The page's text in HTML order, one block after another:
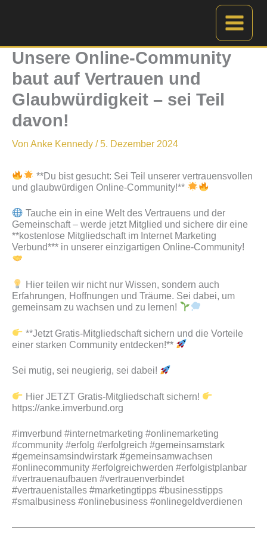
Unsere Online-Community
baut auf Vertrauen und
Glaubwürdigkeit – sei Teil
davon!
Von Anke Kennedy /5. Dezember 2024
**Du bist gesucht: Sei Teil unserer vertrauensvollen
und glaubwürdigen Online-Community!**
Tauche ein in eine Welt des Vertrauens und der
Gemeinschaft – werde jetzt Mitglied und sichere dir eine
**kostenlose Mitgliedschaft im Internet Marketing
Verbund*** in unserer einzigartigen Online-Community!
Hier teilen wir nicht nur Wissen, sondern auch
Erfahrungen, Hoffnungen und Träume. Sei dabei, um
gemeinsam zu wachsen und zu lernen!
**Jetzt Gratis-Mitgliedschaft sichern und die Vorteile
einer starken Community entdecken!**
Sei mutig, sei neugierig, sei dabei!
Hier JETZT Gratis-Mitgliedschaft sichern!
https://anke.imverbund.org
#imverbund #internetmarketing #onlinemarketing
#community #erfolg #erfolgreich #gemeinsamstark
#gemeinsamsindwirstark #gemeinsamwachsen
#onlinecommunity #erfolgreichwerden #erfolgistplanbar
#vertrauenaufbauen #vertrauenverbindet
#vertrauenistalles #marketingtipps #businesstipps
#smalbusiness #onlinebusiness #onlinegeldverdienen